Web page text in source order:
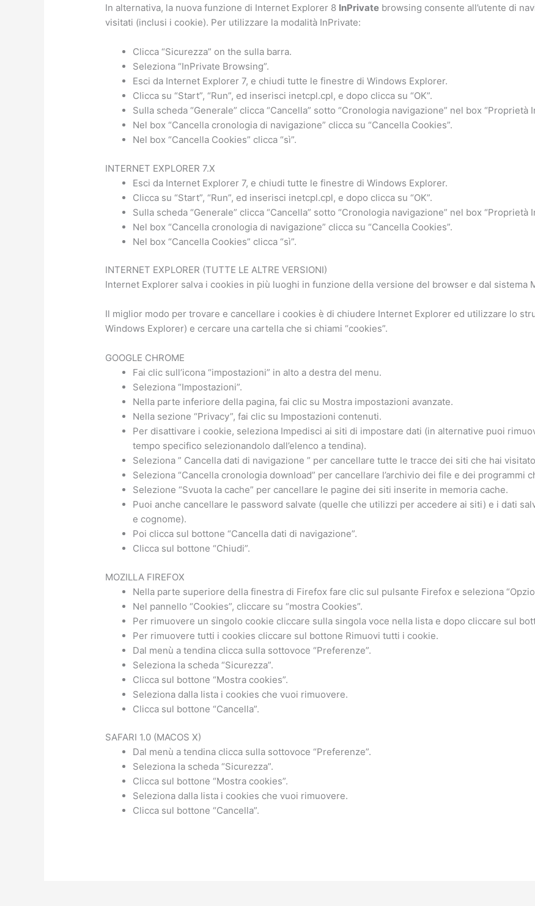
In alternativa, la nuova funzione di Internet Explorer 8 InPrivate browsing consente all’utente di
visitati (inclusi i cookie). Per utilizzare la modalità InPrivate:
Clicca “Sicurezza” on the sulla barra.
Seleziona “InPrivate Browsing”.
Esci da Internet Explorer 7, e chiudi tutte le finestre di Windows Explorer.
Clicca su “Start”, “Run”, ed inserisci inetcpl.cpl, e dopo clicca su “OK”.
Sulla scheda “Generale” clicca “Cancella” sotto “Cronologia navigazione” nel box “Proprietà
Nel box “Cancella cronologia di navigazione” clicca su “Cancella Cookies”.
Nel box “Cancella Cookies” clicca “sì”.
INTERNET EXPLORER 7.X
Esci da Internet Explorer 7, e chiudi tutte le finestre di Windows Explorer.
Clicca su “Start”, “Run”, ed inserisci inetcpl.cpl, e dopo clicca su “OK”.
Sulla scheda “Generale” clicca “Cancella” sotto “Cronologia navigazione” nel box “Proprietà
Nel box “Cancella cronologia di navigazione” clicca su “Cancella Cookies”.
Nel box “Cancella Cookies” clicca “sì”.
INTERNET EXPLORER (TUTTE LE ALTRE VERSIONI)
Internet Explorer salva i cookies in più luoghi in funzione della versione del browser e dal sistema
Il miglior modo per trovare e cancellare i cookies è di chiudere Internet Explorer ed utilizzare lo
Windows Explorer) e cercare una cartella che si chiami “cookies”.
GOOGLE CHROME
Fai clic sull’icona “impostazioni” in alto a destra del menu.
Seleziona “Impostazioni”.
Nella parte inferiore della pagina, fai clic su Mostra impostazioni avanzate.
Nella sezione “Privacy”, fai clic su Impostazioni contenuti.
Per disattivare i cookie, seleziona Impedisci ai siti di impostare dati (in alternative puoi
tempo specifico selezionandolo dall’elenco a tendina).
Seleziona ” Cancella dati di navigazione ” per cancellare tutte le tracce dei siti che hai
Seleziona “Cancella cronologia download” per cancellare l’archivio dei file e dei programmi
Selezione “Svuota la cache” per cancellare le pagine dei siti inserite in memoria cache.
Puoi anche cancellare le password salvate (quelle che utilizzi per accedere ai siti) e i dati
e cognome).
Poi clicca sul bottone “Cancella dati di navigazione”.
Clicca sul bottone “Chiudi”.
MOZILLA FIREFOX
Nella parte superiore della finestra di Firefox fare clic sul pulsante Firefox e seleziona
Nel pannello “Cookies”, cliccare su “mostra Cookies”.
Per rimuovere un singolo cookie cliccare sulla singola voce nella lista e dopo cliccare sul
Per rimuovere tutti i cookies cliccare sul bottone Rimuovi tutti i cookie.
Dal menù a tendina clicca sulla sottovoce “Preferenze”.
Seleziona la scheda “Sicurezza”.
Clicca sul bottone “Mostra cookies”.
Seleziona dalla lista i cookies che vuoi rimuovere.
Clicca sul bottone “Cancella”.
SAFARI 1.0 (MACOS X)
Dal menù a tendina clicca sulla sottovoce “Preferenze”.
Seleziona la scheda “Sicurezza”.
Clicca sul bottone “Mostra cookies”.
Seleziona dalla lista i cookies che vuoi rimuovere.
Clicca sul bottone “Cancella”.